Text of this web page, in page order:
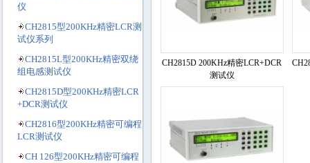
仪
CH2815型200KHz精密LCR测
试仪系列
CH2815L型200KHz精密双绕
组电感测试仪
CH2815D型200KHz精密LCR
+DCR测试仪
CH2816型200KHz精密可编程
LCR测试仪
CH 126型200KHz精密可编程
CH2815D 200KHz精密LCR+DCR
测试仪